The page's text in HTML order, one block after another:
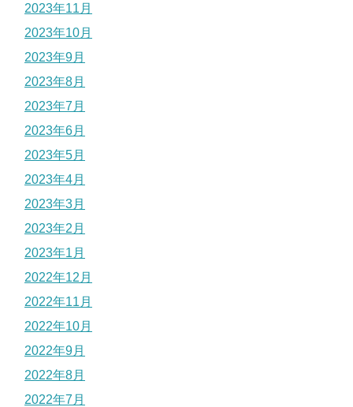
2023年11月
2023年10月
2023年9月
2023年8月
2023年7月
2023年6月
2023年5月
2023年4月
2023年3月
2023年2月
2023年1月
2022年12月
2022年11月
2022年10月
2022年9月
2022年8月
2022年7月